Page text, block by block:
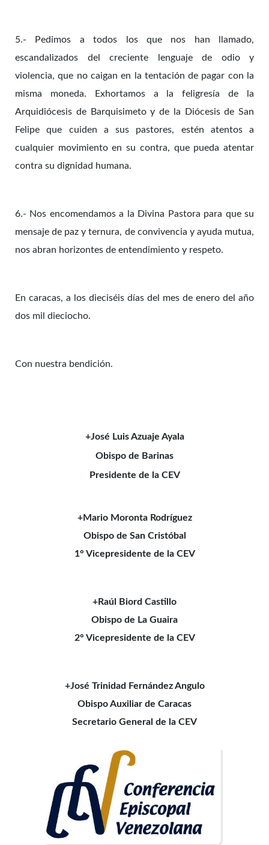
5.- Pedimos a todos los que nos han llamado,
escandalizados del creciente lenguaje de odio y
violencia, que no caigan en la tentación de pagar con la
misma moneda. Exhortamos a la feligresía de la
Arquidiócesis de Barquisimeto y de la Diócesis de San
Felipe que cuiden a sus pastores, estén atentos a
cualquier movimiento en su contra, que pueda atentar
contra su dignidad humana.
6.- Nos encomendamos a la Divina Pastora para que su
mensaje de paz y ternura, de convivencia y ayuda mutua,
nos abran horizontes de entendimiento y respeto.
En caracas, a los dieciséis días del mes de enero del año
dos mil dieciocho.
Con nuestra bendición.
+José Luis Azuaje Ayala
Obispo de Barinas
Presidente de la CEV
+Mario Moronta Rodríguez
Obispo de San Cristóbal
1° Vicepresidente de la CEV
+Raúl Biord Castillo
Obispo de La Guaira
2° Vicepresidente de la CEV
+José Trinidad Fernández Angulo
Obispo Auxiliar de Caracas
Secretario General de la CEV